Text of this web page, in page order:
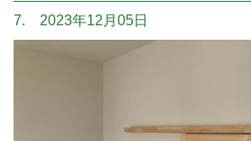
7. 2023年12月05日